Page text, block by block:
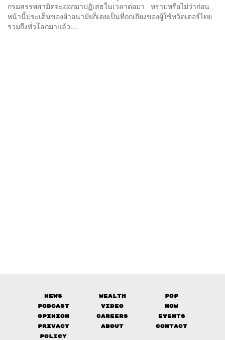
กรมสรรพสามิตจะออกมาปฏิเสธในเวลาต่อมา ทราบหรือไม่ว่าก่อน
หน้านี้ประเด็นของผ้าอนามัยก็เคยเป็นที่ถกเถียงของผู้ใช้ทวิตเตอร์ไทย
รวมถึงทั่วโลกมาแล้ว...
News Wealth
Pop
Podcast
Video
Now
Opinion
Careers
Events
Privacy
Policy
About Contact